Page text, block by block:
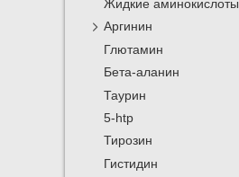
Жидкие аминокислоты
Аргинин
Глютамин
Бета-аланин
Таурин
5-htp
Тирозин
Гистидин